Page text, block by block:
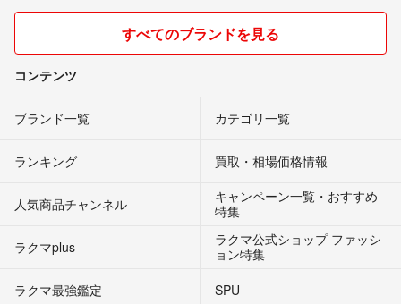
すべてのブランドを見る
コンテンツ
ブランド一覧 カテゴリ一覧
ランキング 買取・相場価格情報
人気商品チャンネル
キャンペーン一覧・おすすめ
特集
ラクマplus
ラクマ公式ショップ ファッシ
ョン特集
ラクマ最強鑑定
SPU